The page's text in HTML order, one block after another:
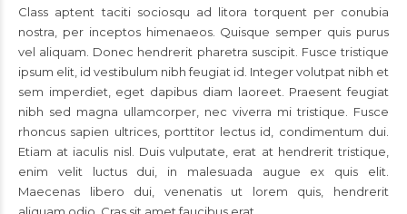
Class aptent taciti sociosqu ad litora torquent per conubia
nostra, per inceptos himenaeos. Quisque semper quis purus
vel aliquam. Donec hendrerit pharetra suscipit. Fusce tristique
ipsum elit, id vestibulum nibh feugiat id. Integer volutpat nibh et
sem imperdiet, eget dapibus diam laoreet. Praesent feugiat
nibh sed magna ullamcorper, nec viverra mi tristique. Fusce
rhoncus sapien ultrices, porttitor lectus id, condimentum dui.
Etiam at iaculis nisl. Duis vulputate, erat at hendrerit tristique,
enim velit luctus dui, in malesuada augue ex quis elit.
Maecenas libero dui, venenatis ut lorem quis, hendrerit